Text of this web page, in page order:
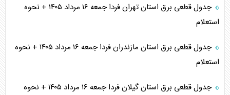
جدول قطعی برق استان تهران فردا جمعه ۱۶ مرداد ۱۴۰۵ + نحوه
استعلام
جدول قطعی برق استان مازندران فردا جمعه ۱۶ مرداد ۱۴۰۵ + نحوه
استعلام
جدول قطعی برق استان گیلان فردا جمعه ۱۶ مرداد ۱۴۰۵ + نحوه